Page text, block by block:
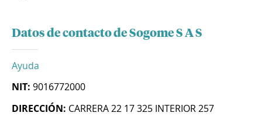
Datos de contacto de Sogome S A S
Ayuda
NIT: 9016772000
DIRECCIÓN: CARRERA 22 17 325 INTERIOR 257